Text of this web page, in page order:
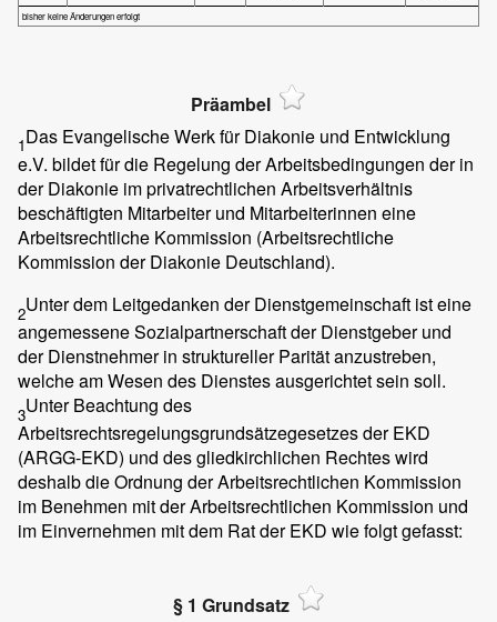
bisher keine Änderungen erfolgt
Präambel
1Das Evangelische Werk für Diakonie und Entwicklung
e.V. bildet für die Regelung der Arbeitsbedingungen der in
der Diakonie im privatrechtlichen Arbeitsverhältnis
beschäftigten Mitarbeiter und Mitarbeiterinnen eine
Arbeitsrechtliche Kommission (Arbeitsrechtliche
Kommission der Diakonie Deutschland).
2Unter dem Leitgedanken der Dienstgemeinschaft ist eine
angemessene Sozialpartnerschaft der Dienstgeber und
der Dienstnehmer in struktureller Parität anzustreben,
welche am Wesen des Dienstes ausgerichtet sein soll.
3Unter Beachtung des
Arbeitsrechtsregelungsgrundsätzegesetzes der EKD
(ARGG-EKD) und des gliedkirchlichen Rechtes wird
deshalb die Ordnung der Arbeitsrechtlichen Kommission
im Benehmen mit der Arbeitsrechtlichen Kommission und
im Einvernehmen mit dem Rat der EKD wie folgt gefasst:
§ 1 Grundsatz